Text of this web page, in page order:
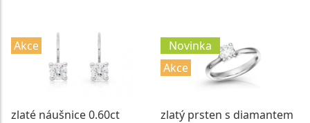
Akce
zlaté náušnice 0.60ct
Novinka
Akce
zlatý prsten s diamantem